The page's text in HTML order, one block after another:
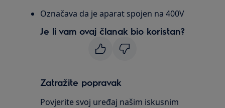
Označava da je aparat spojen na 400V
Je li vam ovaj članak bio koristan?
Zatražite popravak
Povjerite svoj uređaj našim iskusnim